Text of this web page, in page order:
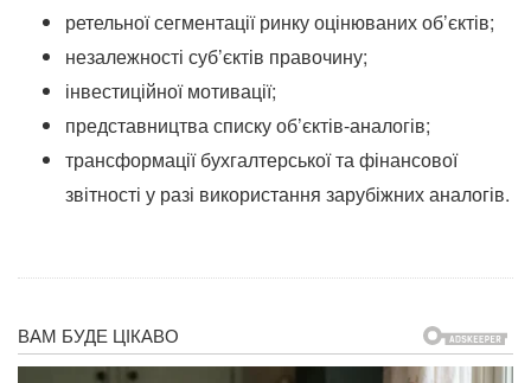
ретельної сегментації ринку оцінюваних об’єктів;
незалежності суб’єктів правочину;
інвестиційної мотивації;
представництва списку об’єктів-аналогів;
трансформації бухгалтерської та фінансової
звітності у разі використання зарубіжних аналогів.